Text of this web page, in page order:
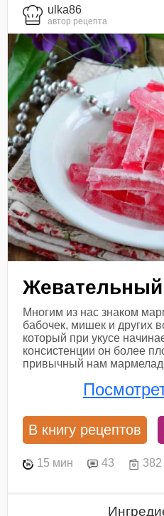
ulka86
автор рецепта
Многим из нас знаком
бабочек, мишек и других
который при укусе
консистенции он более
привычный нам
В книгу рецептов
15 мин 43 382